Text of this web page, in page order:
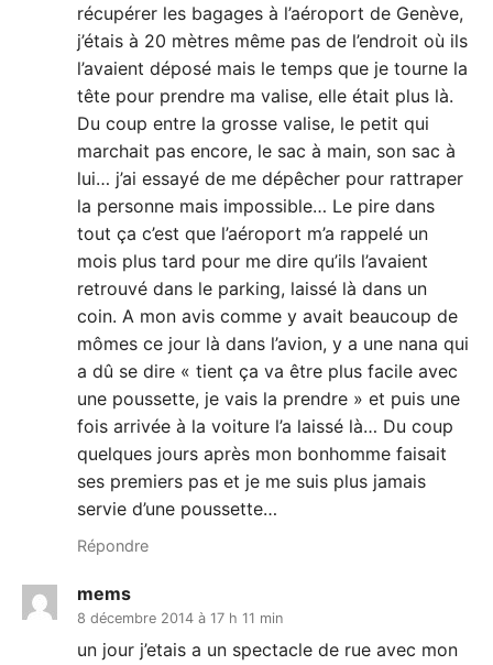
récupérer les bagages à l’aéroport de Genève,
j’étais à 20 mètres même pas de l’endroit où ils
l’avaient déposé mais le temps que je tourne la
tête pour prendre ma valise, elle était plus là.
Du coup entre la grosse valise, le petit qui
marchait pas encore, le sac à main, son sac à
lui… j’ai essayé de me dépêcher pour rattraper
la personne mais impossible… Le pire dans
tout ça c’est que l’aéroport m’a rappelé un
mois plus tard pour me dire qu’ils l’avaient
retrouvé dans le parking, laissé là dans un
coin. A mon avis comme y avait beaucoup de
mômes ce jour là dans l’avion, y a une nana qui
a dû se dire « tient ça va être plus facile avec
une poussette, je vais la prendre » et puis une
fois arrivée à la voiture l’a laissé là… Du coup
quelques jours après mon bonhomme faisait
ses premiers pas et je me suis plus jamais
servie d’une poussette…
Répondre
mems
8 décembre 2014 à 17 h 11 min
un jour j’etais a un spectacle de rue avec mon